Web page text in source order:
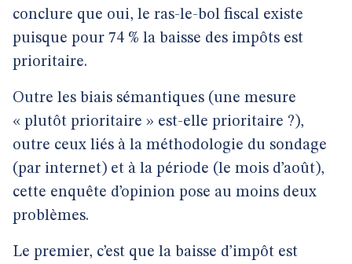
conclure que oui, le ras-le-bol fiscal existe
puisque pour 74 % la baisse des impôts est
prioritaire.
Outre les biais sémantiques (une mesure
« plutôt prioritaire » est-elle prioritaire ?),
outre ceux liés à la méthodologie du sondage
(par internet) et à la période (le mois d’août),
cette enquête d’opinion pose au moins deux
problèmes.
Le premier, c’est que la baisse d’impôt est